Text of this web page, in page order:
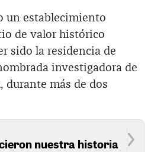
un establecimiento
de valor histórico
sido la residencia de
investigadora de
, durante más de dos
nuestra historia